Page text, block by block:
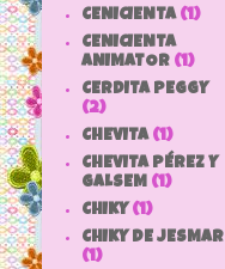
CENICIENTA (1)
CENICIENTA
ANIMATOR (1)
CERDITA PEGGY
(2)
CHEVITA (1)
CHEVITA PÉREZ Y
GALSEM (1)
CHIKY (1)
CHIKY DE JESMAR
(1)